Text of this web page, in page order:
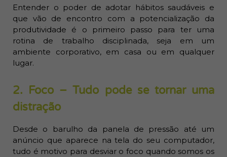
Entender o poder de adotar hábitos saudáveis e
que vão de encontro com a potencialização da
produtividade é o primeiro passo para ter uma
rotina de trabalho disciplinada, seja em um
ambiente corporativo, em casa ou em qualquer
lugar.
2. Foco – Tudo pode se tornar uma
distração
Desde o barulho da panela de pressão até um
anúncio que aparece na tela do seu computador,
tudo é motivo para desviar o foco quando somos os